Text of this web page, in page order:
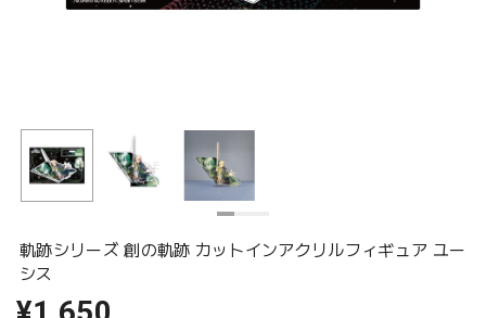
軌跡シリーズ 創の軌跡 カットインアクリルフィギュア ユー
シス